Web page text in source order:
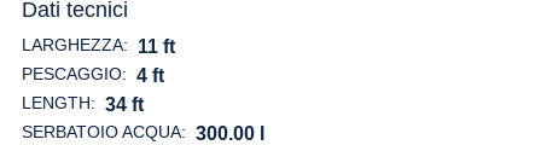
Dati tecnici
LARGHEZZA: 11 ft
PESCAGGIO: 4 ft
LENGTH: 34 ft
SERBATOIO ACQUA: 300.00 l